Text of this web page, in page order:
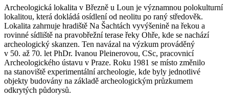
Archeologická lokalita v Březně u Loun je významnou polokulturní
lokalitou, která dokládá osídlení od neolitu po raný středověk.
Lokalita zahrnuje hradiště Na Šachtách vyvýšenině na řekou a
rovinné sídliště na pravobřežní terase řeky Ohře, kde se nachází
archeologický skanzen. Ten navázal na výzkum prováděný
v 50. až 70. let PhDr. Ivanou Pleinerovou, CSc, pracovnicí
Archeologického ústavu v Praze. Roku 1981 se místo změnilo
na stanoviště experimentální archeologie, kde byly jednotlivé
objekty budovány na základě archeologickým průzkumem
odkrytých půdorysů.